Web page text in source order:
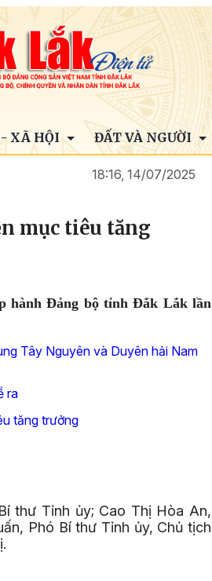
- XÃ HỘI ĐẤT VÀ NGƯỜI
18:16, 14/07/2025
mục tiêu tăng
hành Đảng bộ tỉnh Đắk Lắk lần
Tây Nguyên và Duyên hải Nam
ra
tăng trưởng
thư Tỉnh ủy; Cao Thị Hòa An,
Phó Bí thư Tỉnh ủy, Chủ tịch